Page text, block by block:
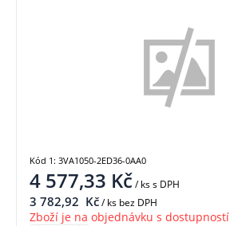
4 577,33 Kč/ kss DPH
3 782,92 Kč/ ks bez DPH
Zboží je na objednávku s dostupností
Kód 1: 3VA1050-2ED36-0AA0